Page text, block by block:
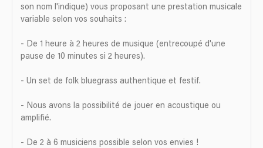
son nom l'indique) vous proposant une prestation musicale
variable selon vos souhaits :
- De 1 heure à 2 heures de musique (entrecoupé d'une
pause de 10 minutes si 2 heures).
- Un set de folk bluegrass authentique et festif.
- Nous avons la possibilité de jouer en acoustique ou
amplifié.
- De 2 à 6 musiciens possible selon vos envies !